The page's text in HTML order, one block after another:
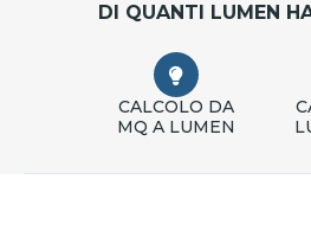
DI QUANTI LUMEN
CALCOLO DA
MQ A LUMEN